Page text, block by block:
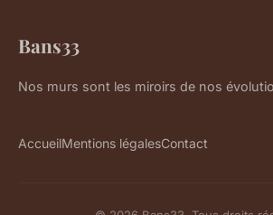
Bans33
Nos murs sont les miroirs de nos
AccueilMentions légalesContact